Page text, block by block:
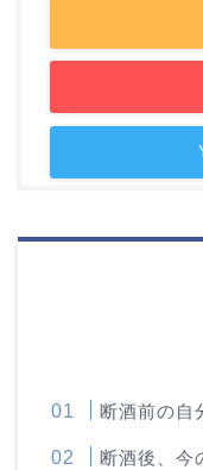
断酒前の自
断酒後、今